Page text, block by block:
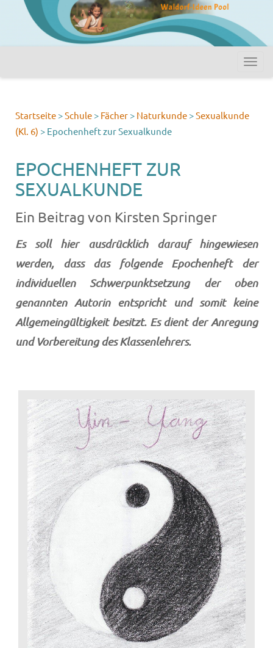
Startseite >Schule > Fächer > Naturkunde >Sexualkunde
(Kl. 6) > Epochenheft zur Sexualkunde
EPOCHENHEFT ZUR
SEXUALKUNDE
Ein Beitrag von Kirsten Springer
Es soll hier ausdrücklich darauf hingewiesen
werden, dass das folgende Epochenheft der
individuellen Schwerpunktsetzung der oben
genannten Autorin entspricht und somit keine
Allgemeingültigkeit besitzt. Es dient der Anregung
und Vorbereitung des Klassenlehrers.